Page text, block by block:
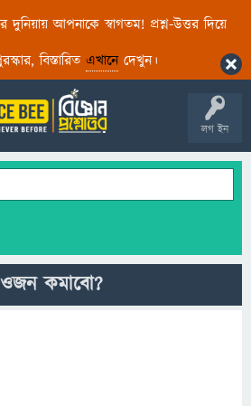
দুনিয়ায় আপনাকে স্বাগতম! প্রশ্ন-উত্তর দিয়ে
বিস্তারিত এখানেদেখুন।
লগ ইন
ওজন কমাবো?